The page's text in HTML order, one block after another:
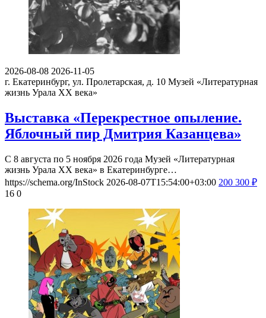
2026-08-08 2026-11-05
г. Екатеринбург, ул. Пролетарская, д. 10 Музей «Литературная
жизнь Урала ХХ века»
Выставка «Перекрестное опыление.
Яблочный пир Дмитрия Казанцева»
С 8 августа по 5 ноября 2026 года Музей «Литературная
жизнь Урала ХХ века» в Екатеринбурге…
https://schema.org/InStock 2026-08-07T15:54:00+03:00 200 300 ₽
16 0